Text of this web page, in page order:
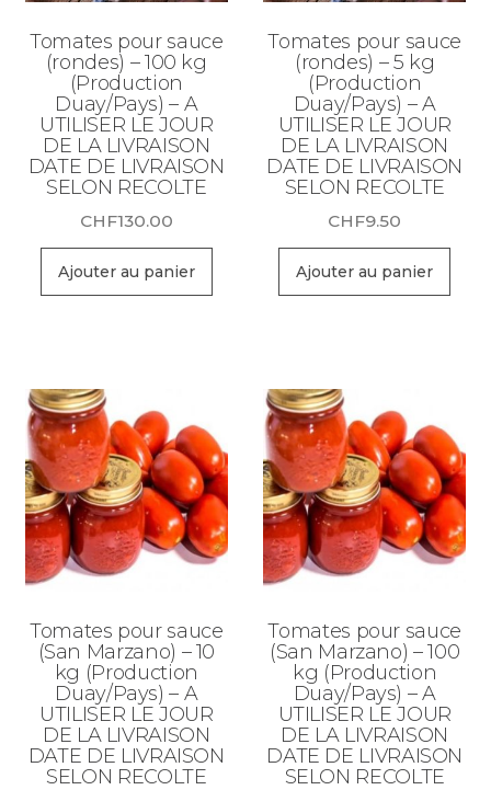
Tomates pour sauce
(rondes) – 100 kg
(Production
Duay/Pays) – A
UTILISER LE JOUR
DE LA LIVRAISON
DATE DE LIVRAISON
SELON RECOLTE
CHF130.00
Ajouter au panier
Tomates pour sauce
(rondes) – 5 kg
(Production
Duay/Pays) – A
UTILISER LE JOUR
DE LA LIVRAISON
DATE DE LIVRAISON
SELON RECOLTE
CHF9.50
Ajouter au panier
Tomates pour sauce
(San Marzano) – 10
kg (Production
Duay/Pays) – A
UTILISER LE JOUR
DE LA LIVRAISON
DATE DE LIVRAISON
SELON RECOLTE
Tomates pour sauce
(San Marzano) – 100
kg (Production
Duay/Pays) – A
UTILISER LE JOUR
DE LA LIVRAISON
DATE DE LIVRAISON
SELON RECOLTE